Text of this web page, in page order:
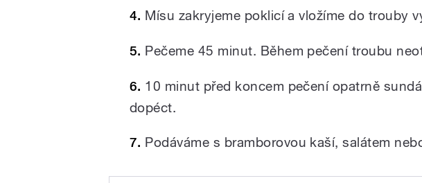
4. Mísu zakryjeme poklicí a vložíme do trouby
5. Pečeme 45 minut. Během pečení troubu
6. 10 minut před koncem pečení opatrně
dopéct.
7. Podáváme s bramborovou kaší, salátem